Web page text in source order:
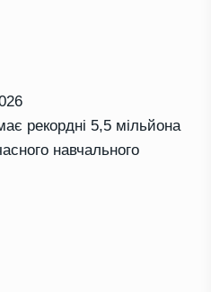
рекордні 5,5 мільйона
навчального